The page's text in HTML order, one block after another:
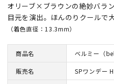
オリーブ×ブラウンの絶妙バラ
目元を演出。ほんのりクールで
（着色直径：13.3mm）
商品名 ベルミー（
販売名 SPワンデー